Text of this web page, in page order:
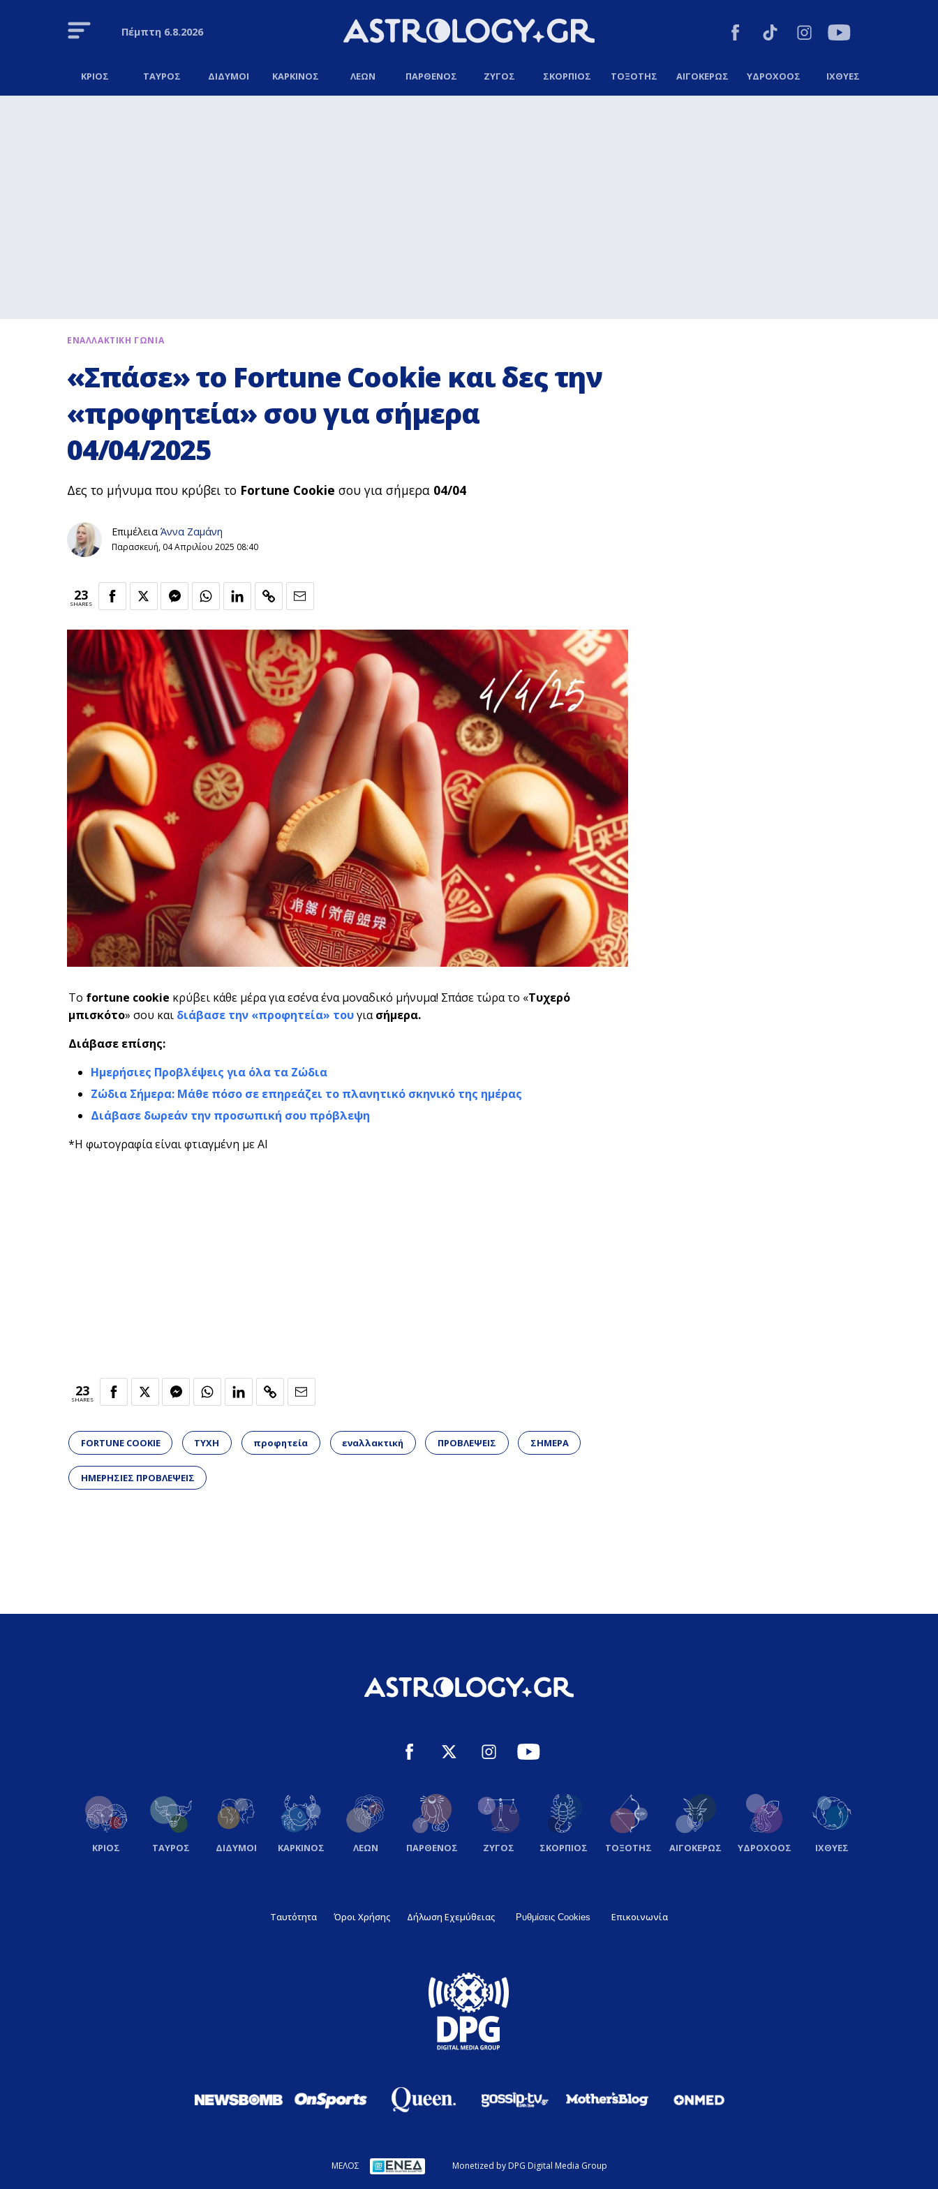
Πέμπτη6.8.2026
ΚΡΙΟΣ ΤΑΥΡΟΣ ΔΙΔΥΜΟΙ ΚΑΡΚΙΝΟΣ ΛΕΩΝ ΠΑΡΘΕΝΟΣ ΖΥΓΟΣ ΣΚΟΡΠΙΟΣ ΤΟΞΟΤΗΣ ΑΙΓΟΚΕΡΩΣ ΥΔΡΟΧΟΟΣ ΙΧΘΥΕΣ
ΕΝΑΛΛΑΚΤΙΚΗ ΓΩΝΙΑ
«Σπάσε» το Fortune Cookie και δες την
«προφητεία» σου για σήμερα
04/04/2025
Δες το μήνυμα που κρύβει το Fortune Cookie σου για σήμερα 04/04
Επιμέλεια Άννα Ζαμάνη
Παρασκευή, 04 Απριλίου 2025 08:40
23
SHARES
Το fortune cookie κρύβει κάθε μέρα για εσένα ένα μοναδικό μήνυμα! Σπάσε τώρα το «Τυχερό
μπισκότο» σου και διάβασε την «προφητεία» τουγιασήμερα.
Διάβασε επίσης:
Ημερήσιες Προβλέψεις για όλα τα Ζώδια
Ζώδια Σήμερα: Μάθε πόσο σε επηρεάζει το πλανητικό σκηνικό της ημέρας
Διάβασε δωρεάν την προσωπική σου πρόβλεψη
*Η φωτογραφία είναι φτιαγμένη με AI
23
SHARES
FORTUNE COOKIE ΤΥΧΗ προφητεία εναλλακτική ΠΡΟΒΛΕΨΕΙΣ ΣΗΜΕΡΑ
ΗΜΕΡΗΣΙΕΣ ΠΡΟΒΛΕΨΕΙΣ
ΚΡΙΟΣ ΤΑΥΡΟΣ ΔΙΔΥΜΟΙ ΚΑΡΚΙΝΟΣ ΛΕΩΝ ΠΑΡΘΕΝΟΣ ΖΥΓΟΣ ΣΚΟΡΠΙΟΣ ΤΟΞΟΤΗΣ ΑΙΓΟΚΕΡΩΣ ΥΔΡΟΧΟΟΣ ΙΧΘΥΕΣ
Ταυτότητα Όροι Χρήσης Δήλωση Εχεμύθειας Ρυθμίσεις Cookies Επικοινωνία
ΜΕΛΟΣ Monetized by DPG Digital Media Group